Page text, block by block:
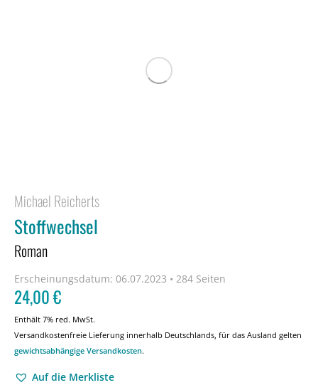
Michael Reicherts
Stoffwechsel
Roman
Erscheinungsdatum: 06.07.2023 • 284 Seiten
24,00€
Enthält 7% red. MwSt.
Versandkostenfreie Lieferung innerhalb Deutschlands, für das Ausland gelten
gewichtsabhängige Versandkosten.
Auf die Merkliste